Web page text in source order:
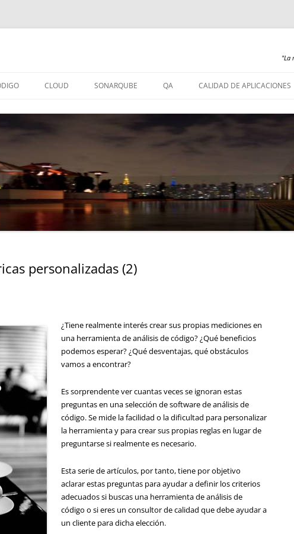
"La
contenido
CLOUD SONARQUBE
SONARQUBE – COBOL
SONARQUBE – PL/SQL
QA CALIDAD DE APLICACIONES
personalizadas (2)
¿Tiene realmente interés crear sus propias mediciones en
una herramienta de análisis de código? ¿Qué beneficios
podemos esperar? ¿Qué desventajas, qué obstáculos
vamos a encontrar?
Es sorprendente ver cuantas veces se ignoran estas
preguntas en una selección de software de análisis de
código. Se mide la facilidad o la dificultad para personalizar
la herramienta y para crear sus propias reglas en lugar de
preguntarse si realmente es necesario.
Esta serie de artículos, por tanto, tiene por objetivo
aclarar estas preguntas para ayudar a definir los criterios
adecuados si buscas una herramienta de análisis de
código o si eres un consultor de calidad que debe ayudar a
un cliente para dicha elección.